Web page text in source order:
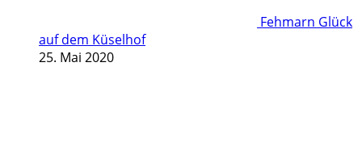
Fehmarn Glück
auf dem Küselhof
25. Mai 2020